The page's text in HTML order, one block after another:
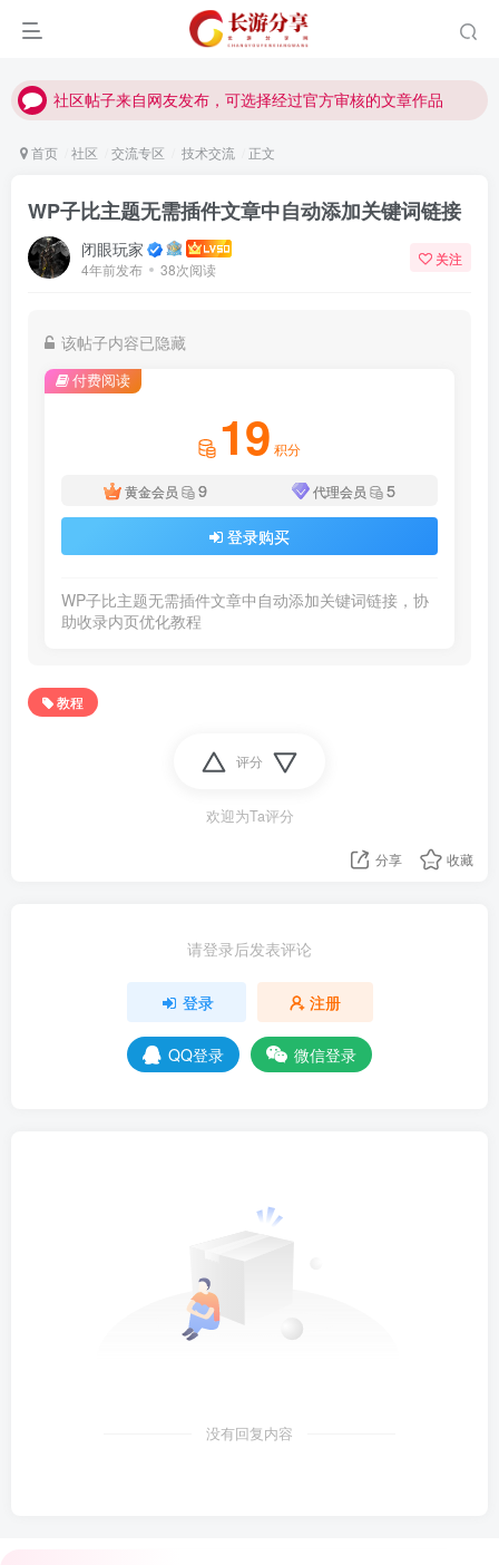
社区帖子来自网友发布，可选择经过官方审核的文章作品
社区帖子来自网友发布，可选择经过官方审核的文章作品
首页 社区 交流专区 技术交流 正文
WP子比主题无需插件文章中自动添加关键词链接
闭眼玩家
4年前发布 38次阅读
关注
该帖子内容已隐藏
付费阅读
19 积分
黄金会员 9 代理会员 5
登录购买
WP子比主题无需插件文章中自动添加关键词链接，协
助收录内页优化教程
教程
评分
欢迎为Ta评分
分享 收藏
请登录后发表评论
登录 注册
QQ登录 微信登录
没有回复内容